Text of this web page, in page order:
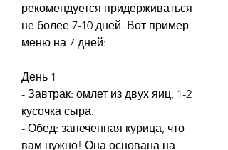
рекомендуется придерживаться
не более 7-10 дней. Вот пример
меню на 7 дней:
День 1
- Завтрак: омлет из двух яиц, 1-2
кусочка сыра.
- Обед: запеченная курица, что
вам нужно! Она основана на